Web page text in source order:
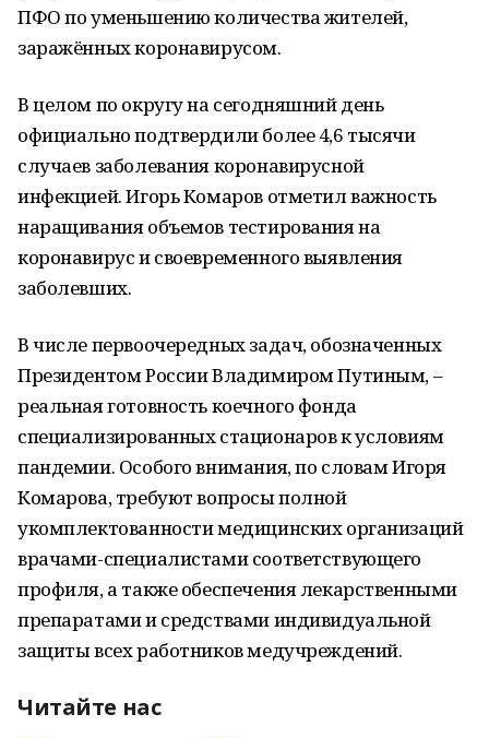
ПФО по уменьшению количества жителей,
заражённых коронавирусом.
В целом по округу на сегодняшний день
официально подтвердили более 4,6 тысячи
случаев заболевания коронавирусной
инфекцией. Игорь Комаров отметил важность
наращивания объемов тестирования на
коронавирус и своевременного выявления
заболевших.
В числе первоочередных задач, обозначенных
Президентом России Владимиром Путиным, –
реальная готовность коечного фонда
специализированных стационаров к условиям
пандемии. Особого внимания, по словам Игоря
Комарова, требуют вопросы полной
укомплектованности медицинских организаций
врачами-специалистами соответствующего
профиля, а также обеспечения лекарственными
препаратами и средствами индивидуальной
защиты всех работников медучреждений.
Читайте нас